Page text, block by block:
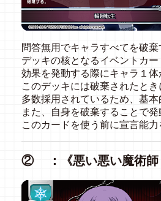
問答無用でキャラすべてを破棄
デッキの核となるイベントカー
効果を発動する際にキャラ１
このデッキには破棄されたと
多数採用されているため、基
また、自身を破棄することで
このカードを使う前に宣言能
② ：《悪い悪い魔術師